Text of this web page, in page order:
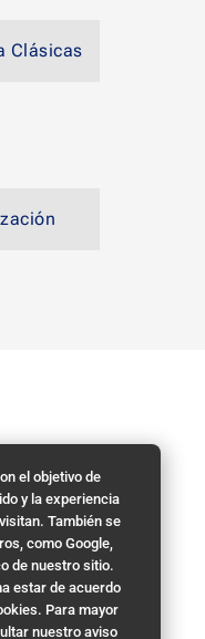
el objetivo de
y la experiencia
También se
como Google,
de nuestro sitio.
estar de acuerdo
Para mayor
nuestro aviso
Clásicas
de GraFFer
de Boda